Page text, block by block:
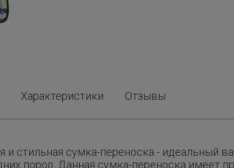
Характеристики Отзывы
и стильная сумка-переноска - идеальный
пород. Данная сумка-переноска имеет